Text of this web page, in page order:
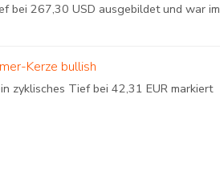
bei 267,30 USD ausgebildet und war im
Kerze bullish
zyklisches Tief bei 42,31 EUR markiert